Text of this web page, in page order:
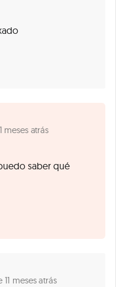
meses atrás
saber qué
11 meses atrás